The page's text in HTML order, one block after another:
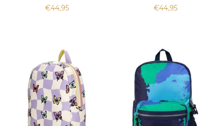
€44,95
€44,95